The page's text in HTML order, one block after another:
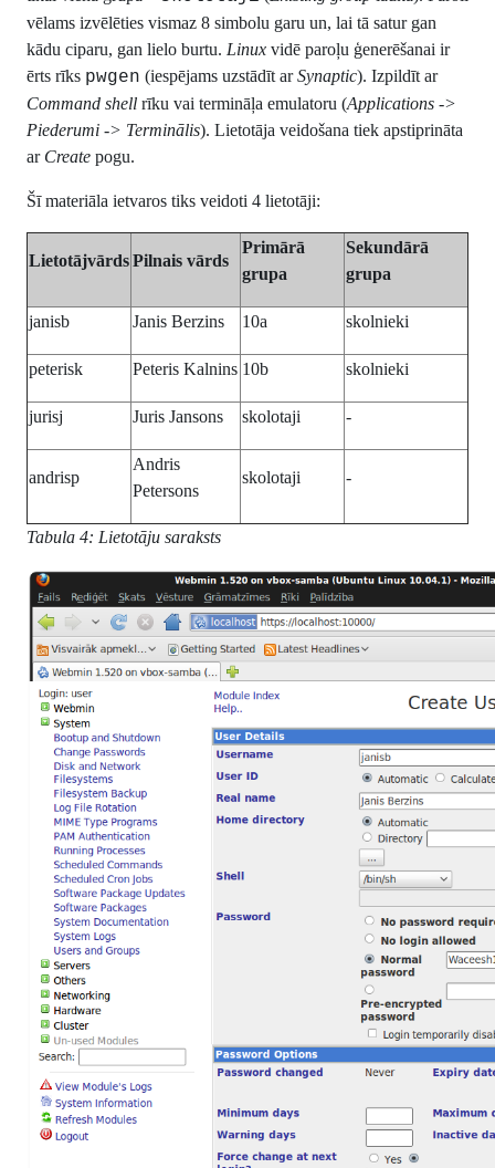
vēlams izvēlēties vismaz 8 simbolu garu un, lai tā satur gan
kādu ciparu, gan lielo burtu. Linux vidē paroļu ģenerēšanai ir
ērts rīks pwgen (iespējams uzstādīt arSynaptic). Izpildīt ar
Command shell rīku vai termināļa emulatoru (Applications ->
Piederumi -> Terminālis). Lietotāja veidošana tiek apstiprināta
ar Create pogu.
Šī materiāla ietvaros tiks veidoti 4 lietotāji:
LietotājvārdsPilnais vārds
Primārā
grupa
Sekundārā
grupa
janisb Janis Berzins 10a skolnieki
peterisk Peteris Kalnins 10b skolnieki
jurisj Juris Jansons skolotaji -
andrisp
Andris
Petersons
skolotaji -
Tabula 4: Lietotāju saraksts